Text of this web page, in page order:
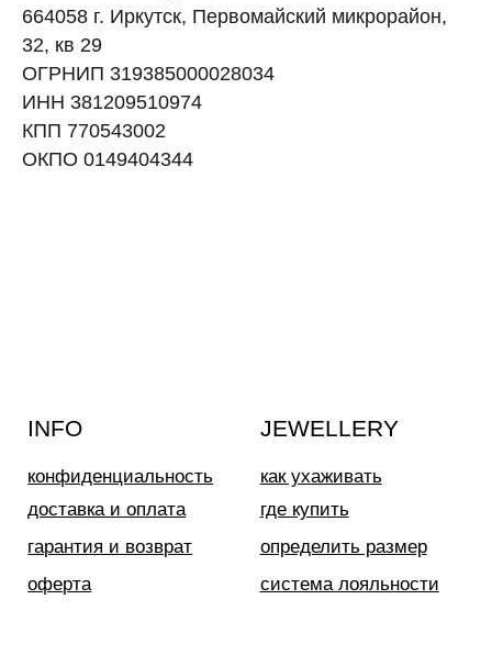
664058 г. Иркутск, Первомайский микрорайон,
32, кв 29
ОГРНИП 319385000028034
ИНН 381209510974
КПП 770543002
ОКПО 0149404344